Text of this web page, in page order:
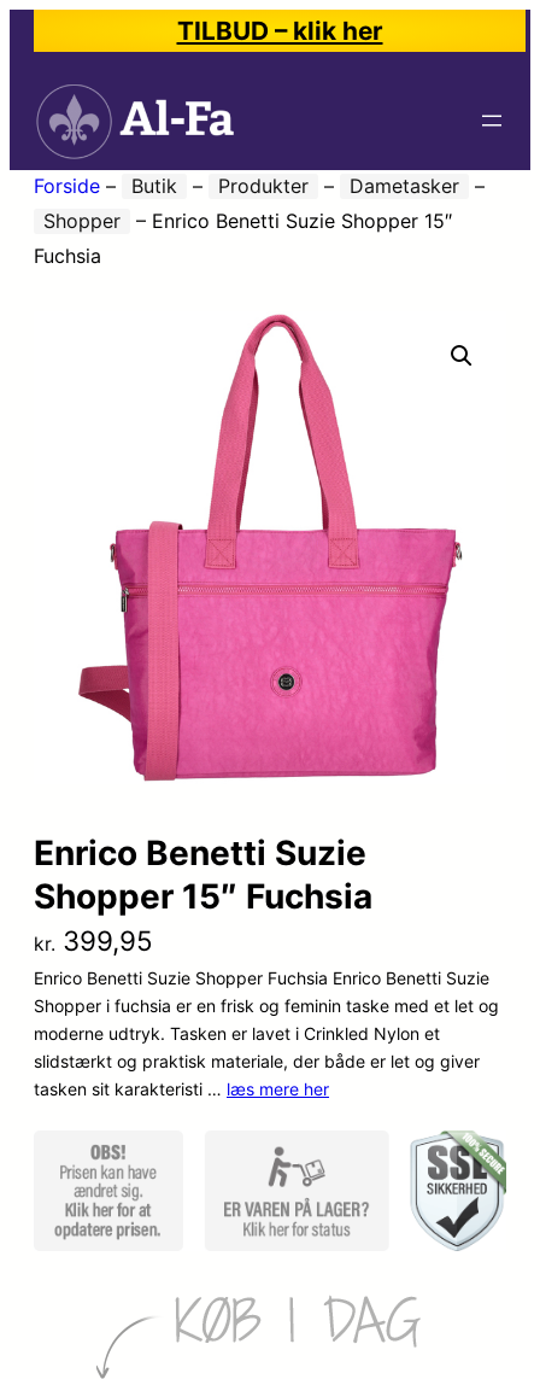
TILBUD – klik her
Forside – Butik – Produkter – Dametasker
–
Shopper
– Enrico Benetti Suzie Shopper 15″
Fuchsia
Enrico Benetti Suzie
Shopper 15″ Fuchsia
kr. 399,95
Enrico Benetti Suzie Shopper Fuchsia Enrico Benetti Suzie
Shopper i fuchsia er en frisk og feminin taske med et let og
moderne udtryk. Tasken er lavet i Crinkled Nylon et
slidstærkt og praktisk materiale, der både er let og giver
tasken sit karakteristi … læs mere her